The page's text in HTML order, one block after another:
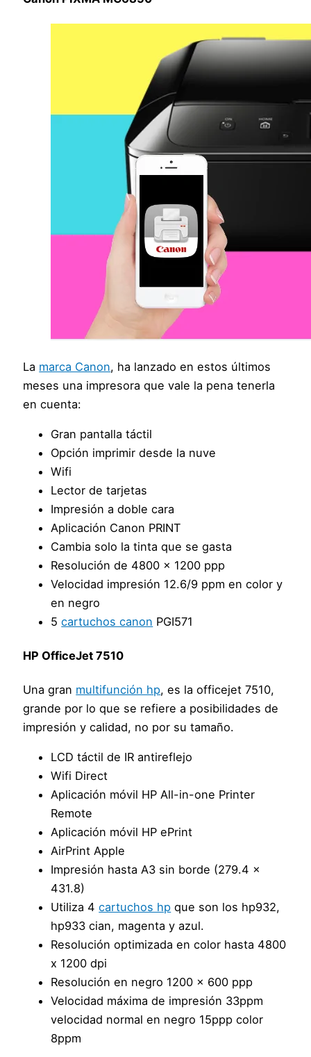
La marca Canon, ha lanzado en estos últimos
meses una impresora que vale la pena tenerla
en cuenta:
Gran pantalla táctil
Opción imprimir desde la nuve
Wifi
Lector de tarjetas
Impresión a doble cara
Aplicación Canon PRINT
Cambia solo la tinta que se gasta
Resolución de 4800 x 1200 ppp
Velocidad impresión 12.6/9 ppm en color y
en negro
5cartuchos canon PGI571
HP OfficeJet 7510
Una gran multifunción hp, es la officejet 7510,
grande por lo que se refiere a posibilidades de
impresión y calidad, no por su tamaño.
LCD táctil de IR antireflejo
Wifi Direct
Aplicación móvil HP All-in-one Printer
Remote
Aplicación móvil HP ePrint
AirPrint Apple
Impresión hasta A3 sin borde (279.4 x
431.8)
Utiliza 4cartuchos hp que son los hp932,
hp933 cian, magenta y azul.
Resolución optimizada en color hasta 4800
x 1200 dpi
Resolución en negro 1200 x 600 ppp
Velocidad máxima de impresión 33ppm
velocidad normal en negro 15ppp color
8ppm